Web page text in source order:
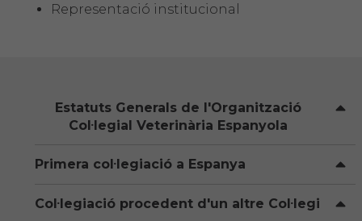
Hemeroteca
INFORMACIÓ A LA CIUTADANIA
Representació institucional
Estatuts Generals de l'Organització
Col·legial Veterinària Espanyola
Primera col·legiació a Espanya
Col·legiació procedent d'un altre Col·legi